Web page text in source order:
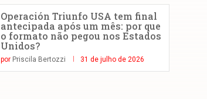
Operación Triunfo USA tem final
antecipada após um mês: por que
o formato não pegou nos Estados
Unidos?
por Priscila Bertozzi 31 de julho de 2026